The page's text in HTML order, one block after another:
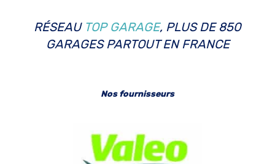
RÉSEAU TOP GARAGE, PLUS DE 850
GARAGES PARTOUT EN FRANCE
Nos fournisseurs